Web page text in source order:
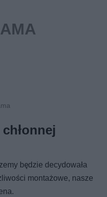
będzie decydowała
montażowe, nasze